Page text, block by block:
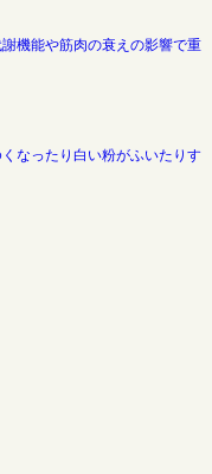
機能や筋肉の衰えの影響で重
なったり白い粉がふいたりす